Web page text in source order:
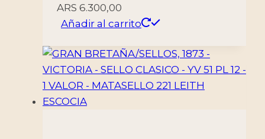
ARS 6.300,00
Añadir al carrito